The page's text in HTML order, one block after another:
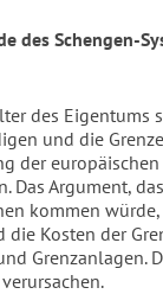
des Schengen-
des Eigentums
und die
der
Das Argument,
kommen
Kosten der
Grenzanlagen.